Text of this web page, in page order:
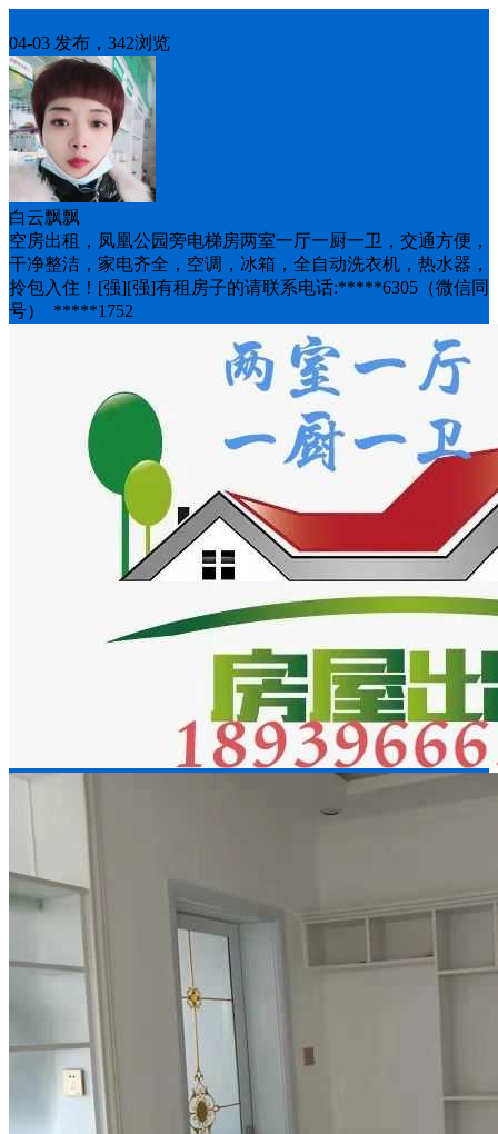
04-03 发布，342浏览
白云飘飘
空房出租，凤凰公园旁电梯房两室一厅一厨一卫，交通方便，
干净整洁，家电齐全，空调，冰箱，全自动洗衣机，热水器，
拎包入住！[强][强]有租房子的请联系电话:*****6305（微信同
号） ​ *****1752